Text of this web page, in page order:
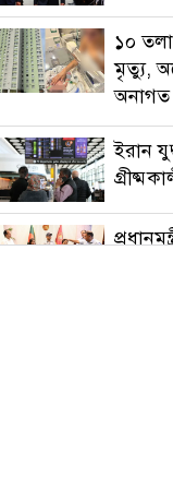
১০
মৃত্যু,
অনাগত
ইরান